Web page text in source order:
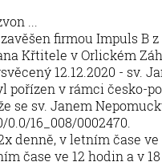
...
firmou Impuls B
Křtitele v Orlickém
12.12.2020 - sv.
pořízen v rámci česko-
se sv. Janem
0.0/16_008/0002470.
denně, v letním čase ve
čase ve 12 hodin a v 18